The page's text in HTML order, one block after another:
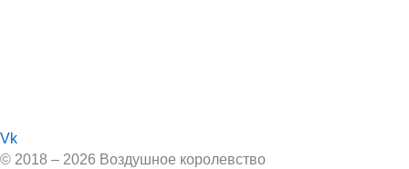
Vk
© 2018 – 2026 Воздушное королевство